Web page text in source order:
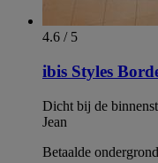
4.6 / 5
ibis Styles
Dicht bij de
Jean
Betaalde